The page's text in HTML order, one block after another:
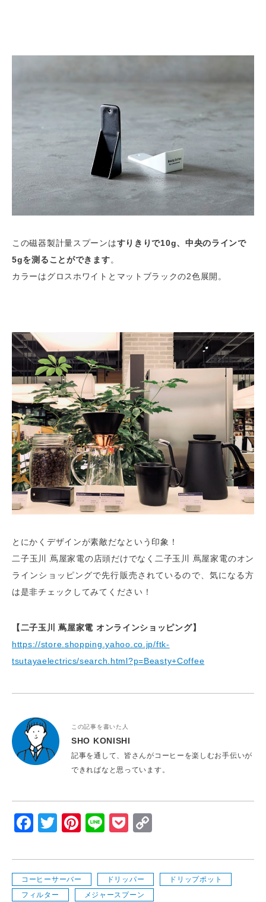
この磁器製計量スプーンはすりきりで10g、中央のラインで
5gを測ることができます。
カラーはグロスホワイトとマットブラックの2色展開。
とにかくデザインが素敵だなという印象！
二子玉川 蔦屋家電の店頭だけでなく二子玉川 蔦屋家電のオン
ラインショッピングで先行販売されているので、気になる方
は是非チェックしてみてください！
【二子玉川 蔦屋家電 オンラインショッピング】
https://store.shopping.yahoo.co.jp/ftk-
tsutayaelectrics/search.html?p=Beasty+Coffee
この記事を書いた人
SHO KONISHI
記事を通して、皆さんがコーヒーを楽しむお手伝いが
できればなと思っています。
Facebook
Twitter
Pinterest
LinePocket
コーヒーサーバー ドリッパー
ドリップポット
フィルター
メジャースプーン